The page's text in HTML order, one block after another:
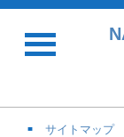
サイトマップ